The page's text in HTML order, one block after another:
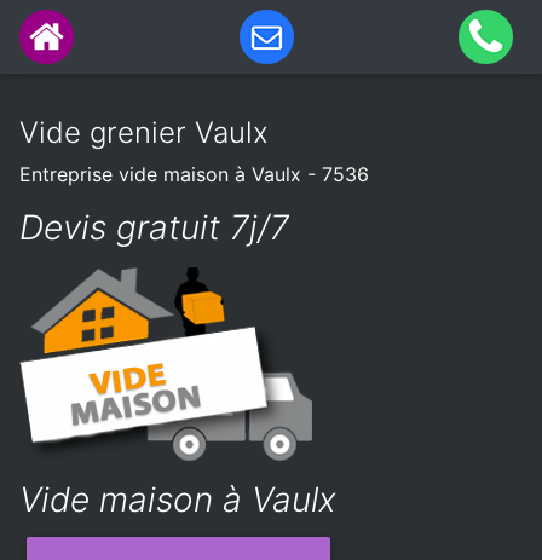
Vide grenier Vaulx
Entreprise vide maison à Vaulx - 7536
Devis gratuit 7j/7
Vide maison à Vaulx